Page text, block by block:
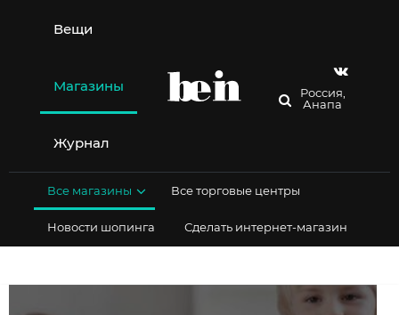
содержимому
Вещи
Магазины
Журнал
Россия,
Анапа
Все магазины Все торговые центры
Новости шопинга Сделать интернет-магазин